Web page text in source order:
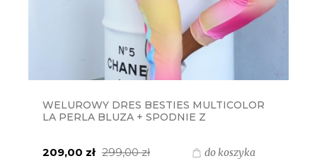
WELUROWY DRES BESTIES MULTICOLOR
LA PERLA BLUZA + SPODNIE Z
209,00 zł 299,00 zł do koszyka